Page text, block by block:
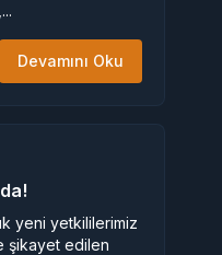
Devamını Oku
yeni yetkililerimiz
şikayet edilen